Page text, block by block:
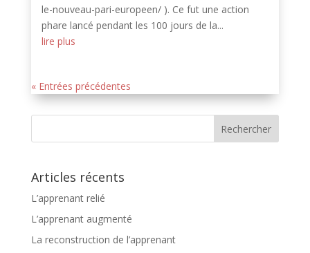
le-nouveau-pari-europeen/ ). Ce fut une action
phare lancé pendant les 100 jours de la...
lire plus
« Entrées précédentes
Articles récents
L’apprenant relié
L’apprenant augmenté
La reconstruction de l’apprenant